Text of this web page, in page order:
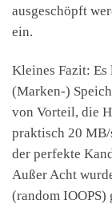
ausgeschöpft
ein.
Kleines Fazit: Es
(Marken-)
von Vorteil, die
praktisch 20 MB/
der perfekte
Außer Acht
(random IOOPS)